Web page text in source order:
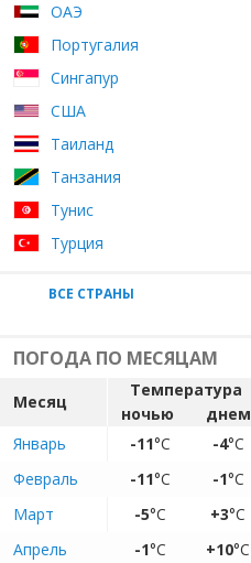
ОАЭ
Португалия
Сингапур
США
Таиланд
Танзания
Тунис
Турция
ВСЕ СТРАНЫ
ПОГОДА ПО МЕСЯЦАМ
Месяц
Температура
ночью
днем
Январь
-11°C -4°C
Февраль
-11°C -1°C
Март
-5°C +3°C
Апрель
-1°C +10°C